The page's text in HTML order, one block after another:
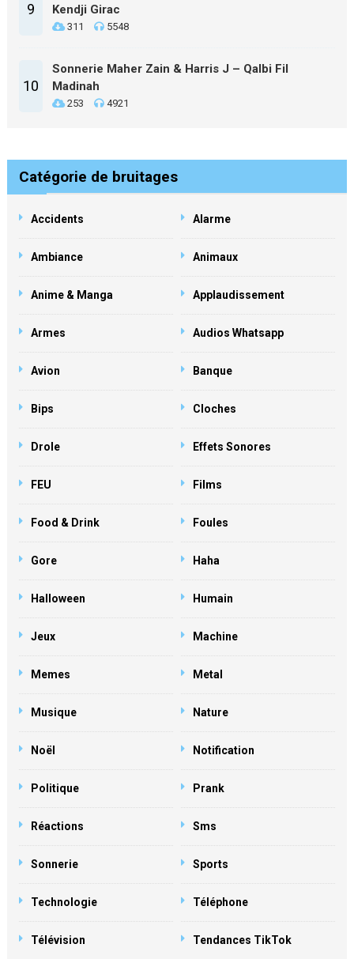
9
Kendji Girac
311 5548
10
Sonnerie Maher Zain & Harris J – Qalbi Fil
Madinah
253 4921
Catégorie de bruitages
Accidents Alarme
Ambiance Animaux
Anime & Manga Applaudissement
Armes Audios Whatsapp
Avion Banque
Bips Cloches
Drole Effets Sonores
FEU Films
Food & Drink Foules
Gore Haha
Halloween Humain
Jeux Machine
Memes Metal
Musique Nature
Noël Notification
Politique Prank
Réactions Sms
Sonnerie Sports
Technologie Téléphone
Télévision Tendances TikTok